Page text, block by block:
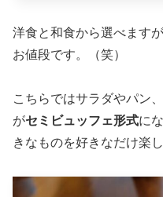
洋食と和食から選べます
お値段です。（笑）
こちらではサラダやパン
がセミビュッフェ形式に
きなものを好きなだけ楽